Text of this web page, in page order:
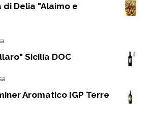
Delia "Alaimo e
Sicilia DOC
Aromatico IGP Terre